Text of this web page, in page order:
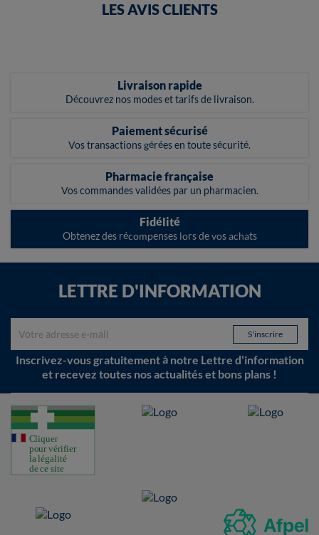
LES AVIS CLIENTS
Livraison rapide
Découvrez nos modes et tarifs de livraison.
Paiement sécurisé
Vos transactions gérées en toute sécurité.
Pharmacie française
Vos commandes validées par un pharmacien.
Fidélité
Obtenez des récompenses lors de vos achats
LETTRE D'INFORMATION
Inscrivez-vous gratuitement à notre Lettre d'information
et recevez toutes nos actualités et bons plans !